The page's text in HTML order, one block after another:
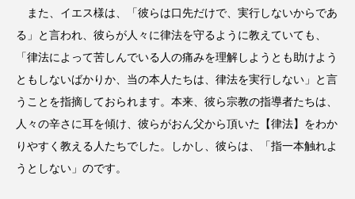
また、イエス様は、「彼らは口先だけで、実行しないからであ
る」と言われ、彼らが人々に律法を守るように教えていても、
「律法によって苦しんでいる人の痛みを理解しようとも助けよう
ともしないばかりか、当の本人たちは、律法を実行しない」と言
うことを指摘しておられます。本来、彼ら宗教の指導者たちは、
人々の辛さに耳を傾け、彼らがおん父から頂いた【律法】をわか
りやすく教える人たちでした。しかし、彼らは、「指一本触れよ
うとしない」のです。